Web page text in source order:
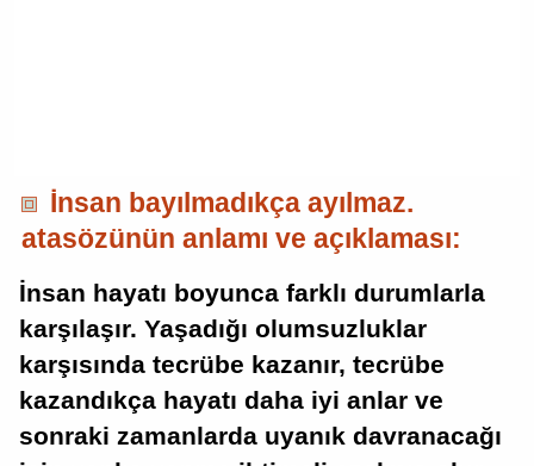
İnsan bayılmadıkça ayılmaz.
atasözünün anlamı ve açıklaması:
İnsan hayatı boyunca farklı durumlarla
karşılaşır. Yaşadığı olumsuzluklar
karşısında tecrübe kazanır, tecrübe
kazandıkça hayatı daha iyi anlar ve
sonraki zamanlarda uyanık davranacağı